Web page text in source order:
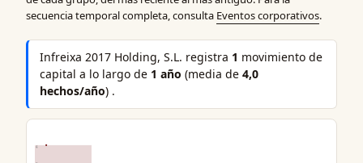
secuencia temporal completa, consulta Eventos corporativos.
Infreixa 2017 Holding, S.L. registra 1 movimiento de
capital a lo largo de 1 año (media de4,0
hechos/año) .
4